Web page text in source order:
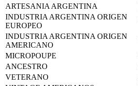
ARTESANIA ARGENTINA
INDUSTRIA ARGENTINA ORIGEN
EUROPEO
INDUSTRIA ARGENTINA ORIGEN
AMERICANO
MICROPOUPE
ANCESTRO
VETERANO